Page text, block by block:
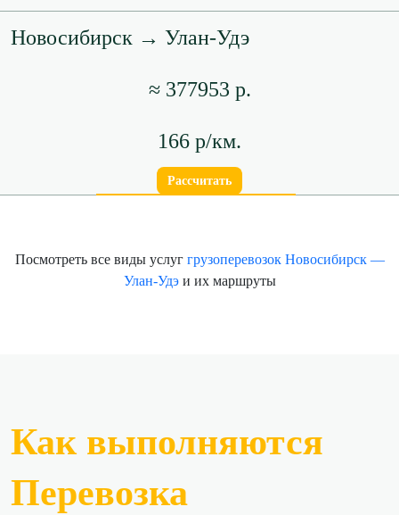
Новосибирск → Улан-Удэ
≈ 377953 р.
166 р/км.
Рассчитать
Посмотреть все виды услуг грузоперевозок Новосибирск —
Улан-Удэи их маршруты
Как выполняются
Перевозка